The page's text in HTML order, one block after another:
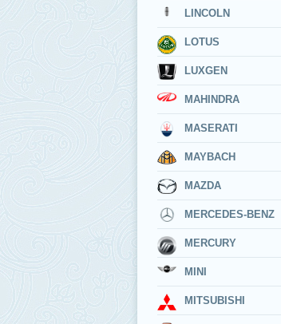
LINCOLN
LOTUS
LUXGEN
MAHINDRA
MASERATI
MAYBACH
MAZDA
MERCEDES-BENZ
MERCURY
MINI
MITSUBISHI